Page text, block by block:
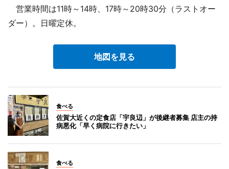
営業時間は11時～14時、17時～20時30分（ラストオー
ダー）。日曜定休。
地図を見る
食べる
佐賀大近くの定食店「宇良辺」が後継者募集 店主の持
病悪化「早く病院に行きたい」
食べる